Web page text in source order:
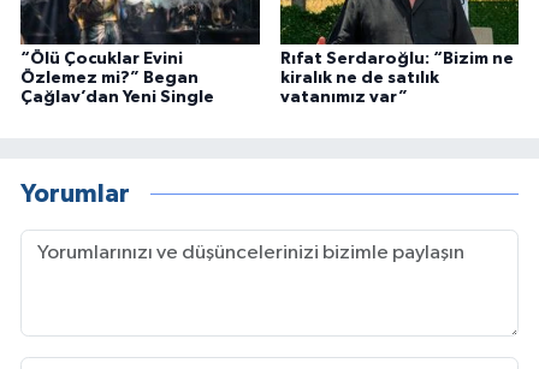
“Ölü Çocuklar Evini
Özlemez mi?” Began
Çağlav’dan Yeni Single
Rıfat Serdaroğlu: “Bizim ne
kiralık ne de satılık
vatanımız var”
Yorumlar